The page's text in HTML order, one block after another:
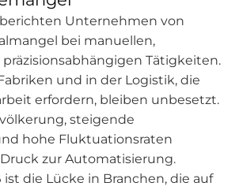
Unternehmen von
bei manuellen,
Tätigkeiten.
und in der Logistik, die
erfordern, bleiben unbesetzt.
steigende
hohe Fluktuationsraten
zur Automatisierung.
die Lücke in Branchen, die auf